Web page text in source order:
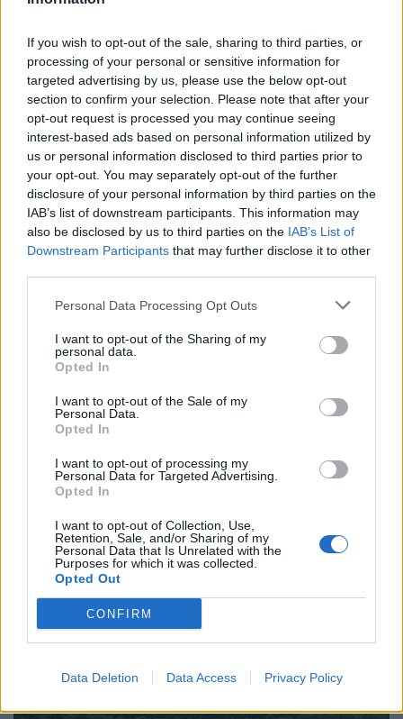
If you wish to opt-out of the sale, sharing to third parties, or
processing of your personal or sensitive information for
targeted advertising by us, please use the below opt-out
section to confirm your selection. Please note that after your
opt-out request is processed you may continue seeing
interest-based ads based on personal information utilized by
us or personal information disclosed to third parties prior to
your opt-out. You may separately opt-out of the further
disclosure of your personal information by third parties on the
IAB’s list of downstream participants. This information may
also be disclosed by us to third parties on the IAB’s List of
Downstream Participants that may further disclose it to other
Personal Data Processing Opt Outs
I want to opt-out of the Sharing of my
personal data.
Opted In
I want to opt-out of the Sale of my
Personal Data.
Opted In
I want to opt-out of processing my
Personal Data for Targeted Advertising.
Opted In
I want to opt-out of Collection, Use,
Retention, Sale, and/or Sharing of my
Personal Data that Is Unrelated with the
Purposes for which it was collected.
Opted Out
CONFIRM
Data Deletion Data Access Privacy Policy
Από τη δημιουργία σταθερής ρουτίνας μέχρι τη μείωση των
περισπασμών, η αυτοπειθαρχία είναι το κλειδί για τη συνέπεια,
την προσωπική ανάπτυξη και την επίτευξη κάθε σημαντικού
στόχου.
Τρόπος Ζωής
Η πιο σπάνια ανθρώπινη τέχνη σήμερα είναι
να ακούς
27.07.26
μοναξιά, αλλά και από την απουσία ανθρώπων που μπορούν
πραγματικά να ακούσουν χωρίς να κρίνουν.